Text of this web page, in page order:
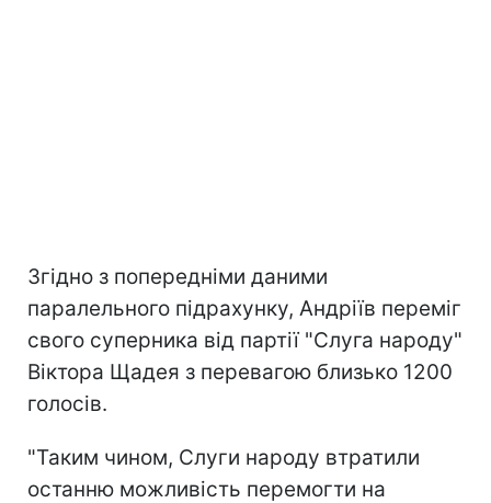
Згідно з попередніми даними
паралельного підрахунку, Андріїв переміг
свого суперника від партії "Слуга народу"
Віктора Щадея з перевагою близько 1200
голосів.
"Таким чином, Слуги народу втратили
останню можливість перемогти на